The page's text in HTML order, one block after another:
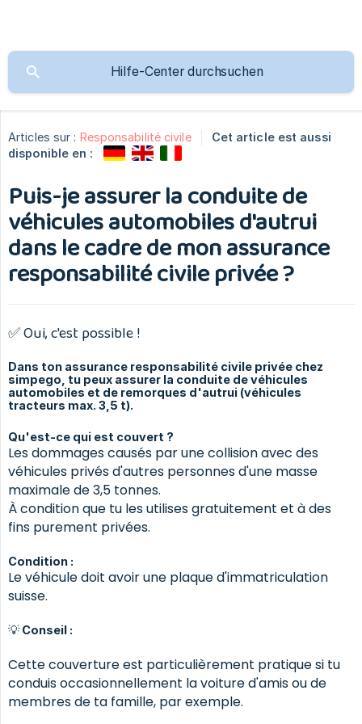
Articles sur : Responsabilité civile
Cet article est aussi
disponible en :
Puis-je assurer la conduite de
véhicules automobiles d'autrui
dans le cadre de mon assurance
responsabilité civile privée ?
✅ Oui, c'est possible !
Dans ton assurance responsabilité civile privée chez
simpego, tu peux assurer la conduite de véhicules
automobiles et de remorques d'autrui (véhicules
tracteurs max. 3,5 t).
Qu'est-ce qui est couvert ?
Les dommages causés par une collision avec des
véhicules privés d'autres personnes d'une masse
maximale de 3,5 tonnes.
À condition que tu les utilises gratuitement et à des
fins purement privées.
Condition :
Le véhicule doit avoir une plaque d'immatriculation
suisse.
💡 Conseil :
Cette couverture est particulièrement pratique si tu
conduis occasionnellement la voiture d'amis ou de
membres de ta famille, par exemple.